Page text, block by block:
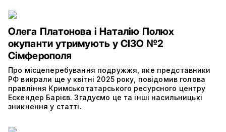
Олега Платонова і Наталію Полюх
окупанти утримують у СІЗО №2
Сімферополя
Про місцеперебування подружжя, яке представники
РФ викрали ще у квітні 2025 року, повідомив голова
правління Кримськотатарського ресурсного центру
Ескендер Барієв. Згадуємо це та інші насильницькі
зникнення у статті.